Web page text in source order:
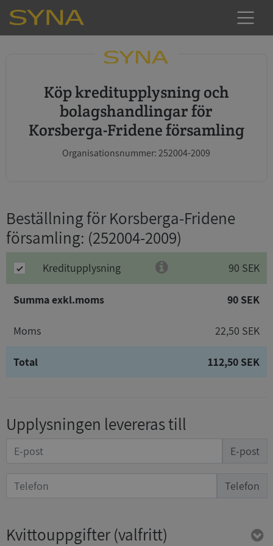
Köp kreditupplysning och
bolagshandlingar för
Korsberga-Fridene församling
Organisationsnummer: 252004-2009
Beställning för Korsberga-Fridene
församling: (252004-2009)
Kreditupplysning 90 SEK
Summa exkl.moms 90 SEK
Moms 22,50 SEK
Total 112,50 SEK
Upplysningen levereras till
E-post
Telefon
Kvittouppgifter(valfritt)